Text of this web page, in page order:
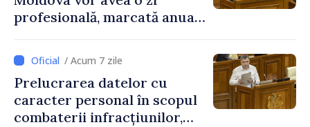
profesională, marcată anual
/ Acum 7 zile
Prelucrarea datelor cu
caracter personal în scopul
combaterii infracțiunilor,